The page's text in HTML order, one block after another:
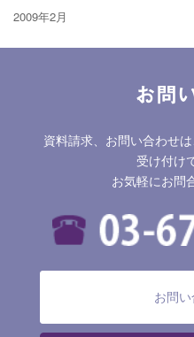
2009年2月
お問
資料請求、お問い合わせ
受け付け
お気軽にお問
お問